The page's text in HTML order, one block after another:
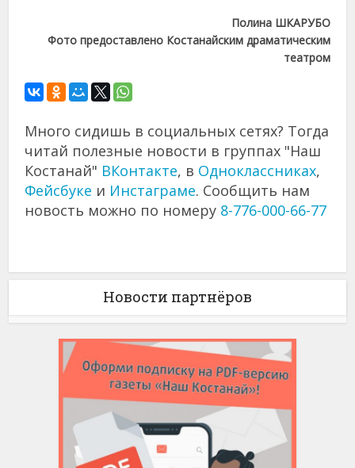
Полина ШКАРУБО
Фото предоставлено Костанайским драматическим
театром
Много сидишь в социальных сетях? Тогда
читай полезные новости в группах "Наш
Костанай" ВКонтакте, в Одноклассниках,
Фейсбуке и Инстаграме. Сообщить нам
новость можно по номеру 8-776-000-66-77
Новости партнёров